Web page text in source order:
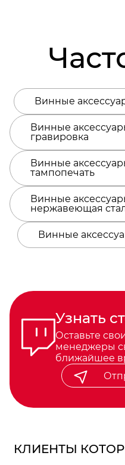
Винные
Винные
гравировка
Винные
тампопечать
Винные
нержавеющая
Винные
Узнать
Оставьте
менеджеры
ближайшее
КЛИЕНТЫ